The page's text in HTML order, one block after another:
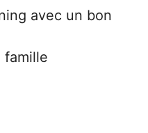
avec un bon
famille